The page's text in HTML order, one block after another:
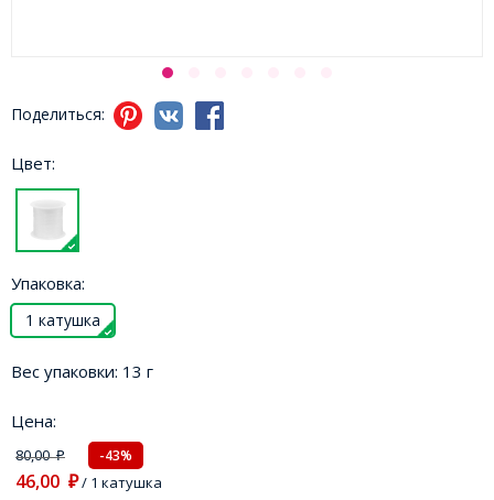
Поделиться:
Цвет:
Упаковка:
1 катушка
Вес упаковки: 13 г
Цена:
80,00₽ -43%
46,00 ₽/ 1 катушка